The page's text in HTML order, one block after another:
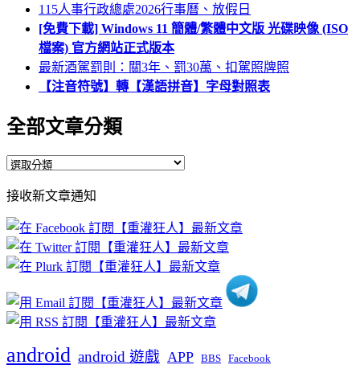
115人事行政總處2026行事曆、放假日
[免費下載] Windows 11 簡體/繁體中文版 光碟映像 (ISO
檔案) 官方網站正式版本
最新酒駕罰則：關3年、罰30萬、扣駕照牌照
【注音符號】轉【漢語拼音】字母對照表
全部文章分類
全
文
章
分
類
接收新文章通知
android android 遊戲 APP BBS Facebook